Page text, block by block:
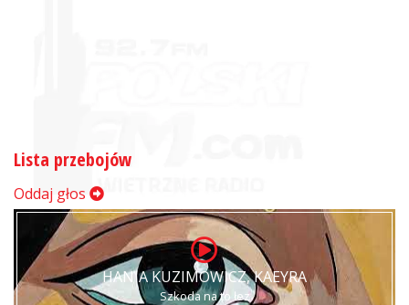
Lista przebojów
Oddaj głos
HANIA KUZIMOWICZ, KAEYRA
Szkoda na to łez